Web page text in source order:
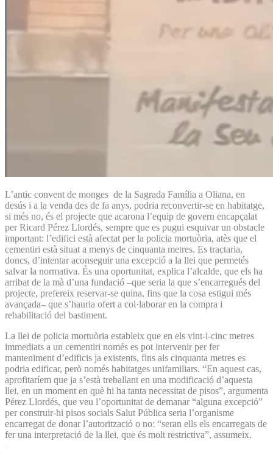
L’antic convent de monges de la Sagrada Família a Oliana, en
desús i a la venda des de fa anys, podria reconvertir-se en habitatge,
si més no, és el projecte que acarona l’equip de govern encapçalat
per Ricard Pérez Llordés, sempre que es pugui esquivar un obstacle
important: l’edifici està afectat per la policia mortuòria, atès que el
cementiri està situat a menys de cinquanta metres. Es tractaria,
doncs, d’intentar aconseguir una excepció a la llei que permetés
salvar la normativa. És una oportunitat, explica l’alcalde, que els ha
arribat de la mà d’una fundació –que seria la que s’encarregués del
projecte, prefereix reservar-se quina, fins que la cosa estigui més
avançada– que s’hauria ofert a col·laborar en la compra i
rehabilitació del bastiment.
La llei de policia mortuòria estableix que en els vint-i-cinc metres
immediats a un cementiri només es pot intervenir per fer
manteniment d’edificis ja existents, fins als cinquanta metres es
podria edificar, però només habitatges unifamiliars. “En aquest cas,
aprofitaríem que ja s’està treballant en una modificació d’aquesta
llei, en un moment en què hi ha tanta necessitat de pisos”, argumenta
Pérez Llordés, que veu l’oportunitat de demanar “alguna excepció”
per construir-hi pisos socials Salut Pública seria l’organisme
encarregat de donar l’autorització o no: “seran ells els encarregats de
fer una interpretació de la llei, que és molt restrictiva”, assumeix.